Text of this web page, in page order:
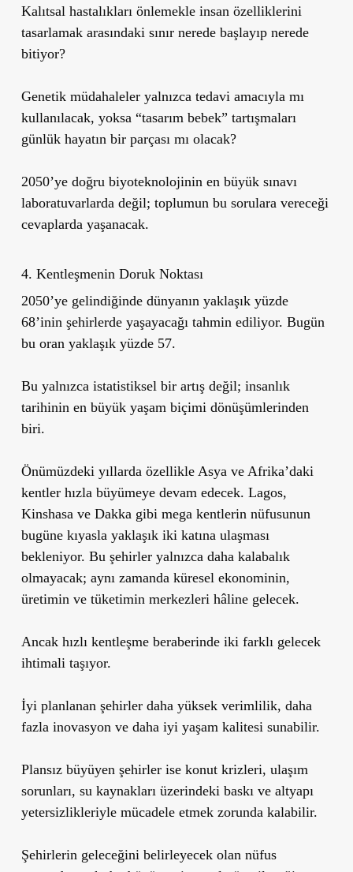
Kalıtsal hastalıkları önlemekle insan özelliklerini
tasarlamak arasındaki sınır nerede başlayıp nerede
bitiyor?
Genetik müdahaleler yalnızca tedavi amacıyla mı
kullanılacak, yoksa “tasarım bebek” tartışmaları
günlük hayatın bir parçası mı olacak?
2050’ye doğru biyoteknolojinin en büyük sınavı
laboratuvarlarda değil; toplumun bu sorulara vereceği
cevaplarda yaşanacak.
4. Kentleşmenin Doruk Noktası
2050’ye gelindiğinde dünyanın yaklaşık yüzde
68’inin şehirlerde yaşayacağı tahmin ediliyor. Bugün
bu oran yaklaşık yüzde 57.
Bu yalnızca istatistiksel bir artış değil; insanlık
tarihinin en büyük yaşam biçimi dönüşümlerinden
biri.
Önümüzdeki yıllarda özellikle Asya ve Afrika’daki
kentler hızla büyümeye devam edecek. Lagos,
Kinshasa ve Dakka gibi mega kentlerin nüfusunun
bugüne kıyasla yaklaşık iki katına ulaşması
bekleniyor. Bu şehirler yalnızca daha kalabalık
olmayacak; aynı zamanda küresel ekonominin,
üretimin ve tüketimin merkezleri hâline gelecek.
Ancak hızlı kentleşme beraberinde iki farklı gelecek
ihtimali taşıyor.
İyi planlanan şehirler daha yüksek verimlilik, daha
fazla inovasyon ve daha iyi yaşam kalitesi sunabilir.
Plansız büyüyen şehirler ise konut krizleri, ulaşım
sorunları, su kaynakları üzerindeki baskı ve altyapı
yetersizlikleriyle mücadele etmek zorunda kalabilir.
Şehirlerin geleceğini belirleyecek olan nüfus